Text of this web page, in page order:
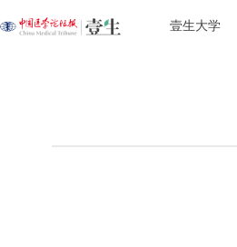
壹生大学